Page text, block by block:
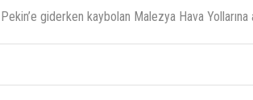
giderken kaybolan Malezya Hava